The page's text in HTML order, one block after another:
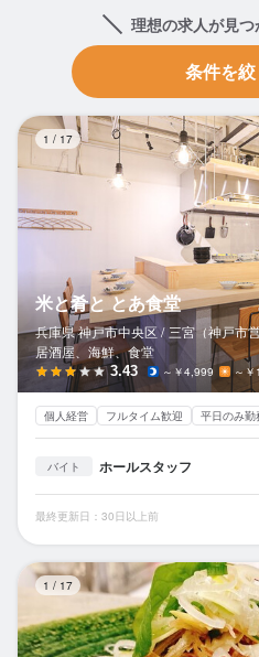
理想の求人が見つ
条件を
1 / 17
米と肴と とあ食堂
兵庫県 神戸市中央区 / 三宮（神戸市
居酒屋、海鮮、食堂
3.43 ～￥4,999 ～
個人経営 フルタイム歓迎 平日のみ勤
バイト ホールスタッフ
最終更新日：30日以上前
1 / 17